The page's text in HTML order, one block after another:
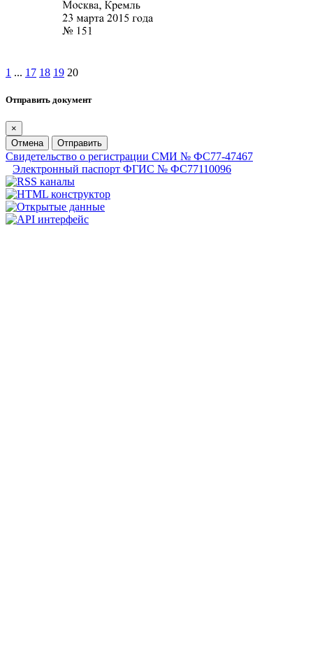
1 ... 17 18 19 20
Отправить документ
×
Отмена
Отправить
Свидетельство о регистрации СМИ № ФС77-47467
Электронный паспорт ФГИС № ФС77110096